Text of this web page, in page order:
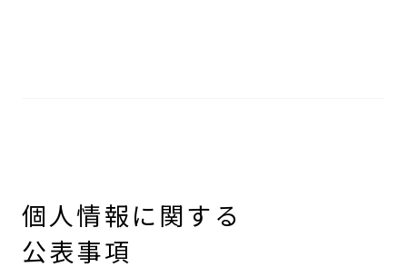
個人情報に関する
公表事項